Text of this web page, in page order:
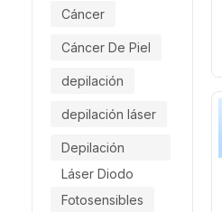
Cáncer
Cáncer De Piel
depilación
depilación láser
Depilación
Láser Diodo
Fotosensibles